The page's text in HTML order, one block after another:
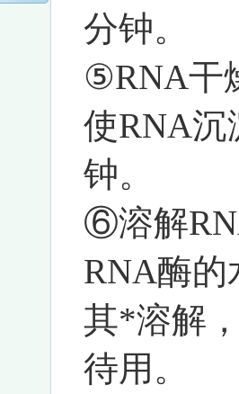
分钟。
⑤RNA干
使RNA沉
钟。
⑥溶解
RNA酶的
其*溶解
待用。